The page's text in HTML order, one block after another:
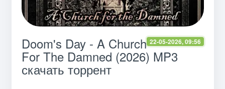
22-05-2026, 09:56
Doom's Day - A Church
For The Damned (2026) MP3
скачать торрент